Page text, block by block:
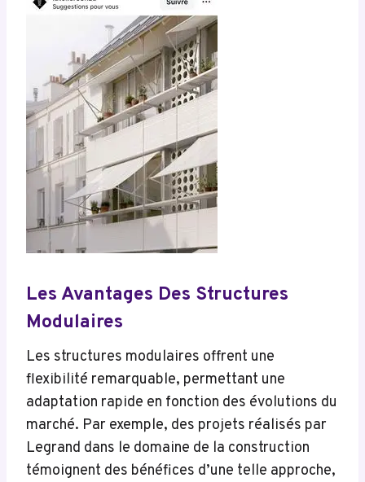
Les Avantages Des Structures
Modulaires
Les structures modulaires offrent une
flexibilité remarquable, permettant une
adaptation rapide en fonction des évolutions du
marché. Par exemple, des projets réalisés par
Legrand dans le domaine de la construction
témoignent des bénéfices d’une telle approche,